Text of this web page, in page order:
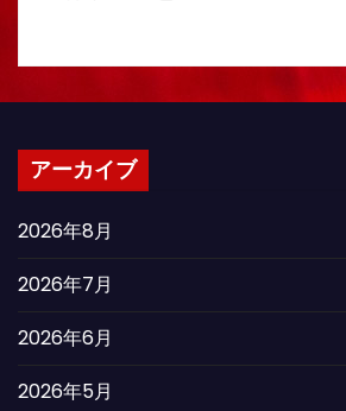
アーカイブ
2026年8月
2026年7月
2026年6月
2026年5月